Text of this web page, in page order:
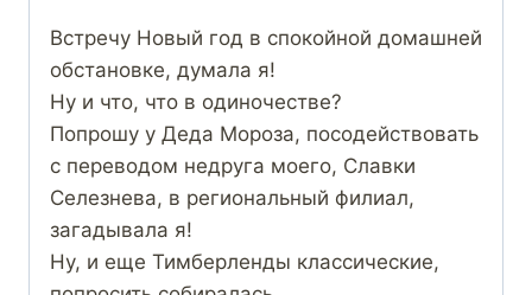
Встречу Новый год в спокойной домашней
обстановке, думала я!
Ну и что, что в одиночестве?
Попрошу у Деда Мороза, посодействовать
с переводом недруга моего, Славки
Селезнева, в региональный филиал,
загадывала я!
Ну, и еще Тимберленды классические,